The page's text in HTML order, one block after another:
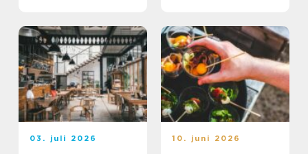
03. juli 2026 10. juni 2026